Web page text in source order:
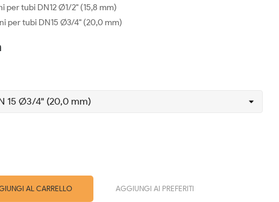
per tubi DN12 Ø1/2" (15,8 mm)
per tubi DN15 Ø3/4" (20,0 mm)
AL CARRELLO AGGIUNGI AI PREFERITI